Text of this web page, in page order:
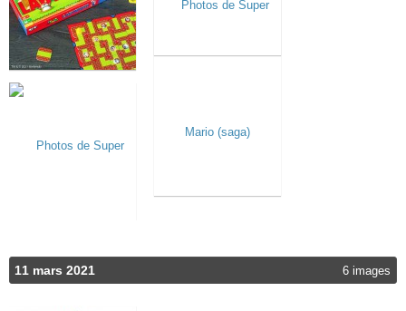
11 mars 2021 6 images